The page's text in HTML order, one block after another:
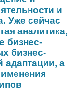
и
Уже сейчас
аналитика,
бизнес-
бизнес-
адаптации, а